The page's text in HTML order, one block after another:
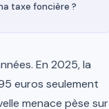
taxe foncière ?
En 2025, la
euros seulement
menace pèse sur